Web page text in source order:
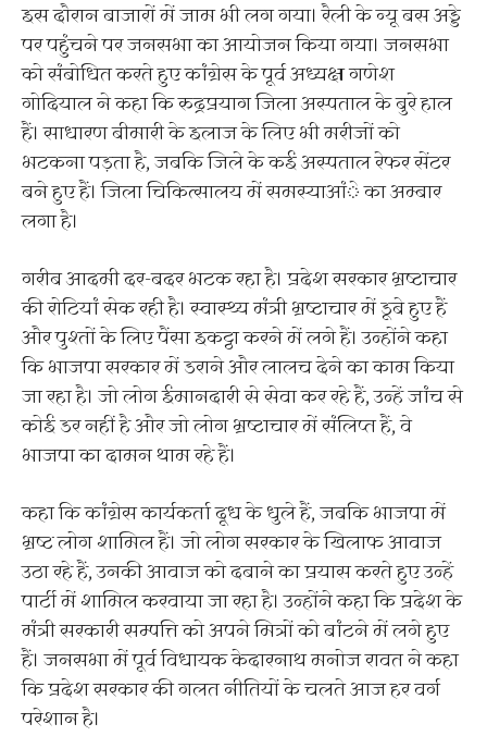
इस दौरान बाजारों में जाम भी लग गया। रैली के न्यू बस अड्डे
पर पहुंचने पर जनसभा का आयोजन किया गया। जनसभा
को संबोधित करते हुए कांग्रेस के पूर्व अध्यक्ष गणेश
गोदियाल ने कहा कि रुद्रप्रयाग जिला अस्पताल के बुरे हाल
हैं। साधारण बीमारी के इलाज के लिए भी मरीजों को
भटकना पड़ता है, जबकि जिले के कई अस्पताल रेफर सेंटर
बने हुए हैं। जिला चिकित्सालय में समस्याआंे का अम्बार
लगा है।
गरीब आदमी दर-बदर भटक रहा है। प्रदेश सरकार भ्रष्टाचार
की रोटियां सेक रही है। स्वास्थ्य मंत्री भ्रष्टाचार में डूबे हुए हैं
और पुश्तों के लिए पैंसा इकट्ठा करने में लगे हैं। उन्होंने कहा
कि भाजपा सरकार में डराने और लालच देने का काम किया
जा रहा है। जो लोग ईमानदारी से सेवा कर रहे हैं, उन्हें जांच से
कोई डर नहीं है और जो लोग भ्रष्टाचार में संलिप्त हैं, वे
भाजपा का दामन थाम रहे हैं।
कहा कि कांग्रेस कार्यकर्ता दूध के धुले हैं, जबकि भाजपा में
भ्रष्ट लोग शामिल हैं। जो लोग सरकार के खिलाफ आवाज
उठा रहे हैं, उनकी आवाज को दबाने का प्रयास करते हुए उन्हें
पार्टी में शामिल करवाया जा रहा है। उन्होंने कहा कि प्रदेश के
मंत्री सरकारी सम्पत्ति को अपने मित्रों को बांटने में लगे हुए
हैं। जनसभा में पूर्व विधायक केदारनाथ मनोज रावत ने कहा
कि प्रदेश सरकार की गलत नीतियों के चलते आज हर वर्ग
परेशान है।